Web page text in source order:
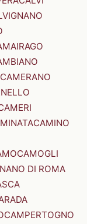
CAMERANO
CAMINO
CAMOGLI
DI ROMA
CAMPERTOGNO